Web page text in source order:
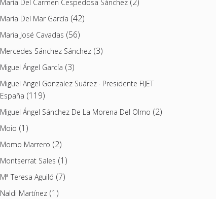
María Del Carmen Cespedosa Sánchez
María Del Mar García (42)
Maria José Cavadas (56)
Mercedes Sánchez Sánchez(3)
Miguel Ángel García (3)
Miguel Angel Gonzalez Suárez · Presidente FIJET
España (119)
Miguel Ángel Sánchez De La Morena Del Olmo (2)
Moio (1)
Momo Marrero (2)
Montserrat Sales (1)
Mª Teresa Aguiló (7)
Naldi Martínez(1)